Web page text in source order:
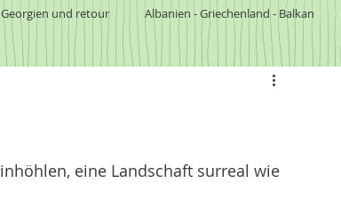
und retour Albanien - Griechenland - Balkan
eine Landschaft surreal wie